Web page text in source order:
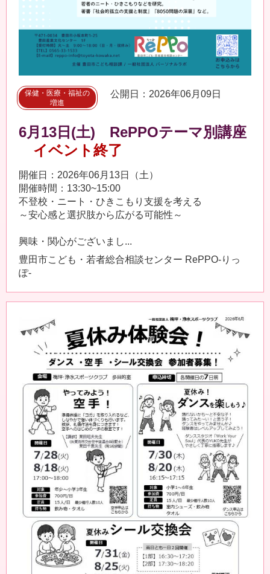
保健・医療・福祉の
増進
公開日：2026年06月09日
6月13日(土) RePPOテーマ別講座
イベント終了
開催日：2026年06月13日（土）
開催時間：13:30~15:00
不登校・ニート・ひきこもり支援を考える
～安心感と選択肢から広がる可能性～
興味・関心がございまし...
豊田市こども・若者総合相談センター RePPO-りっ
ぽ-